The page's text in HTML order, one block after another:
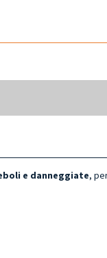
e danneggiate,